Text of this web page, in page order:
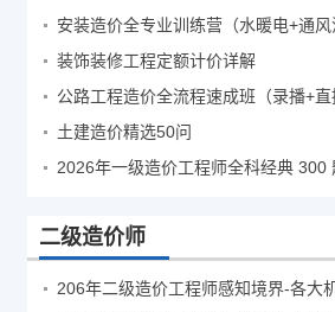
安装造价全专业训练营（水暖电+通风
装饰装修工程定额计价详解
土建造价精选50问
二级造价师
206年二级造价工程师感知境界-各大